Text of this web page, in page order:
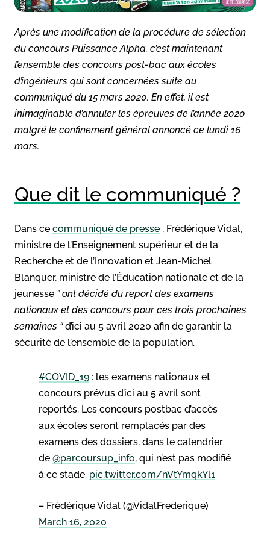
Après une modification de la procédure de sélection
du concours Puissance Alpha, c’est maintenant
l’ensemble des concours post-bac aux écoles
d’ingénieurs qui sont concernées suite au
communiqué du 15 mars 2020. En effet, il est
inimaginable d’annuler les épreuves de l’année 2020
malgré le confinement général annoncé ce lundi 16
mars.
Que dit le communiqué ?
Dans ce communiqué de presse , Frédérique Vidal,
ministre de l’Enseignement supérieur et de la
Recherche et de l’Innovation et Jean-Michel
Blanquer, ministre de l’Éducation nationale et de la
jeunesse ” ont décidé du report des examens
nationaux et des concours pour ces trois prochaines
semaines “d’ici au 5 avril 2020 afin de garantir la
sécurité de l’ensemble de la population.
#COVID_19 : les examens nationaux et
concours prévus d’ici au 5 avril sont
reportés. Les concours postbac d’accès
aux écoles seront remplacés par des
examens des dossiers, dans le calendrier
de @parcoursup_info, qui n’est pas modifié
à ce stade. pic.twitter.com/nVtYmqkYl1
– Frédérique Vidal (@VidalFrederique)
March 16, 2020